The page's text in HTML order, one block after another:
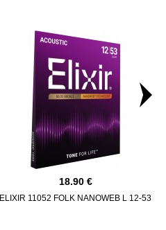
18.90
ELIXIR 11052 FOLK NANOWEB L 12-53